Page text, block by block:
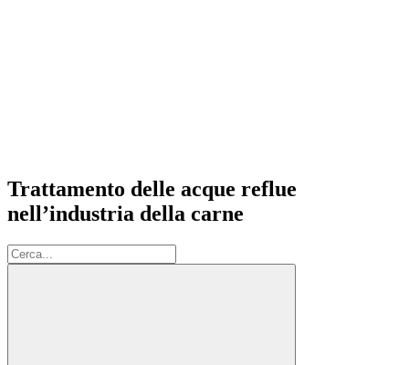
Trattamento delle acque reflue
nell’industria della carne
Cerca: